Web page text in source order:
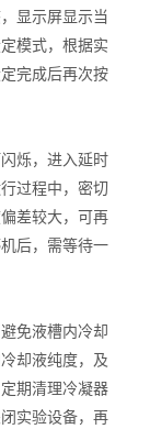
显示屏显示当
模式，根据实
完成后再次按
烁，进入延时
过程中，密切
差较大，可再
后，需等待一
免液槽内冷却
却液纯度，及
期清理冷凝器
实验设备，再